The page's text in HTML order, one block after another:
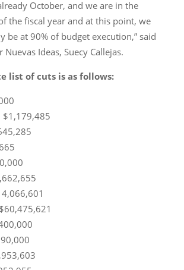
October, and we are in the
the fiscal year and at this point, we
be at 90% of budget execution,” said
Ideas, Suecy Callejas.
list of cuts is as follows:
$1,179,485